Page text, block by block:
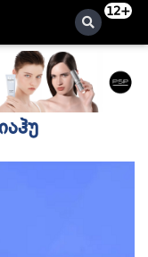
12+